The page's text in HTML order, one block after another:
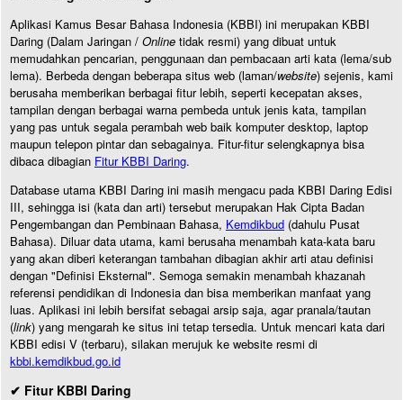
Aplikasi Kamus Besar Bahasa Indonesia (KBBI) ini merupakan KBBI
Daring (Dalam Jaringan / Online tidak resmi) yang dibuat untuk
memudahkan pencarian, penggunaan dan pembacaan arti kata (lema/sub
lema). Berbeda dengan beberapa situs web (laman/website) sejenis, kami
berusaha memberikan berbagai fitur lebih, seperti kecepatan akses,
tampilan dengan berbagai warna pembeda untuk jenis kata, tampilan
yang pas untuk segala perambah web baik komputer desktop, laptop
maupun telepon pintar dan sebagainya. Fitur-fitur selengkapnya bisa
dibaca dibagian Fitur KBBI Daring.
Database utama KBBI Daring ini masih mengacu pada KBBI Daring Edisi
III, sehingga isi (kata dan arti) tersebut merupakan Hak Cipta Badan
Pengembangan dan Pembinaan Bahasa, Kemdikbud (dahulu Pusat
Bahasa). Diluar data utama, kami berusaha menambah kata-kata baru
yang akan diberi keterangan tambahan dibagian akhir arti atau definisi
dengan "Definisi Eksternal". Semoga semakin menambah khazanah
referensi pendidikan di Indonesia dan bisa memberikan manfaat yang
luas. Aplikasi ini lebih bersifat sebagai arsip saja, agar pranala/tautan
(link) yang mengarah ke situs ini tetap tersedia. Untuk mencari kata dari
KBBI edisi V (terbaru), silakan merujuk ke website resmi di
kbbi.kemdikbud.go.id
✔ Fitur KBBI Daring